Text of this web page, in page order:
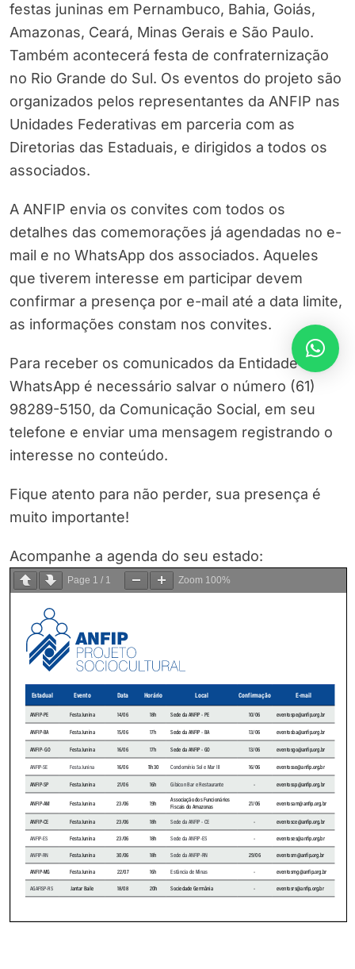
festas juninas em Pernambuco, Bahia, Goiás,
Amazonas, Ceará, Minas Gerais e São Paulo.
Também acontecerá festa de confraternização
no Rio Grande do Sul. Os eventos do projeto são
organizados pelos representantes da ANFIP nas
Unidades Federativas em parceria com as
Diretorias das Estaduais, e dirigidos a todos os
associados.
A ANFIP envia os convites com todos os
detalhes das comemorações já agendadas no e-
mail e no WhatsApp dos associados. Aqueles
que tiverem interesse em participar devem
confirmar a presença por e-mail até a data limite,
as informações constam nos convites.
Para receber os comunicados da Entidade via
WhatsApp é necessário salvar o número (61)
98289-5150, da Comunicação Social, em seu
telefone e enviar uma mensagem registrando o
interesse no conteúdo.
Fique atento para não perder, sua presença é
muito importante!
Acompanhe a agenda do seu estado:
Page 1 / 1 Zoom 100%